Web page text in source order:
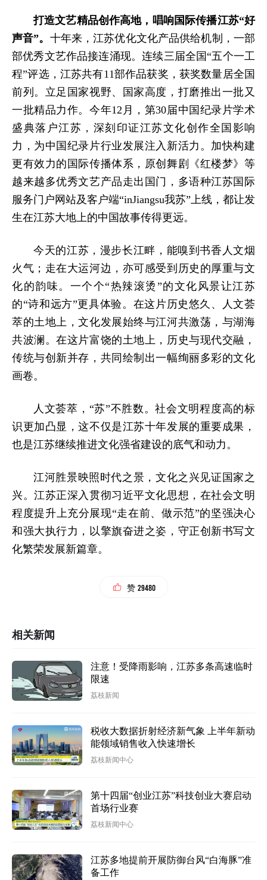
打造文艺精品创作高地，唱响国际传播江苏“好
声音”。 十年来，江苏优化文化产品供给机制，一部
部优秀文艺作品接连涌现。连续三届全国“五个一工
程”评选，江苏共有11部作品获奖，获奖数量居全国
前列。立足国家视野、国家高度，打磨推出一批又
一批精品力作。今年12月，第30届中国纪录片学术
盛典落户江苏，深刻印证江苏文化创作全国影响
力，为中国纪录片行业发展注入新活力。加快构建
更有效力的国际传播体系，原创舞剧《红楼梦》等
越来越多优秀文艺产品走出国门，多语种江苏国际
服务门户网站及客户端“inJiangsu我苏”上线，都让发
生在江苏大地上的中国故事传得更远。
今天的江苏，漫步长江畔，能嗅到书香人文烟
火气；走在大运河边，亦可感受到历史的厚重与文
化的韵味。一个个“热辣滚烫”的文化风景让江苏
的“诗和远方”更具体验。在这片历史悠久、人文荟
萃的土地上，文化发展始终与江河共激荡，与湖海
共波澜。在这片富饶的土地上，历史与现代交融，
传统与创新并存，共同绘制出一幅绚丽多彩的文化
画卷。
人文荟萃，“苏”不胜数。社会文明程度高的标
识更加凸显，这不仅是江苏十年发展的重要成果，
也是江苏继续推进文化强省建设的底气和动力。
江河胜景映照时代之景，文化之兴见证国家之
兴。江苏正深入贯彻习近平文化思想，在社会文明
程度提升上充分展现“走在前、做示范”的坚强决心
和强大执行力，以擎旗奋进之姿，守正创新书写文
化繁荣发展新篇章。
赞 29480
相关新闻
注意！受降雨影响，江苏多条高速临时
限速
荔枝新闻
税收大数据折射经济新气象 上半年新动
能领域销售收入快速增长
荔枝新闻中心
第十四届“创业江苏”科技创业大赛启动
首场行业赛
荔枝新闻中心
江苏多地提前开展防御台风“白海豚”准
备工作